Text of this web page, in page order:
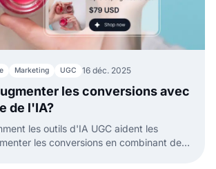
Marketing UGC 16 déc. 2025
les conversions avec
de l'IA?
les outils d'IA UGC aident les
les conversions en combinant des